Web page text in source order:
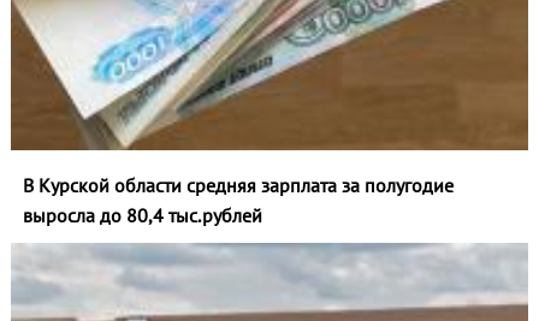
В Курской области средняя зарплата за полугодие
выросла до 80,4 тыс.рублей